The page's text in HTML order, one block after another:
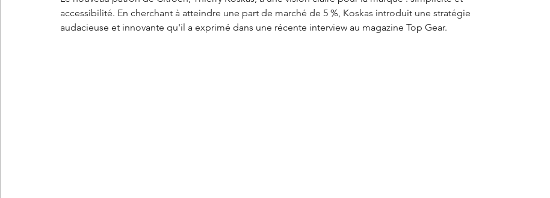
accessibilité. En cherchant à atteindre une part de marché de 5 %, Koskas introduit une stratégie
audacieuse et innovante qu'il a exprimé dans une récente interview au magazine Top Gear.